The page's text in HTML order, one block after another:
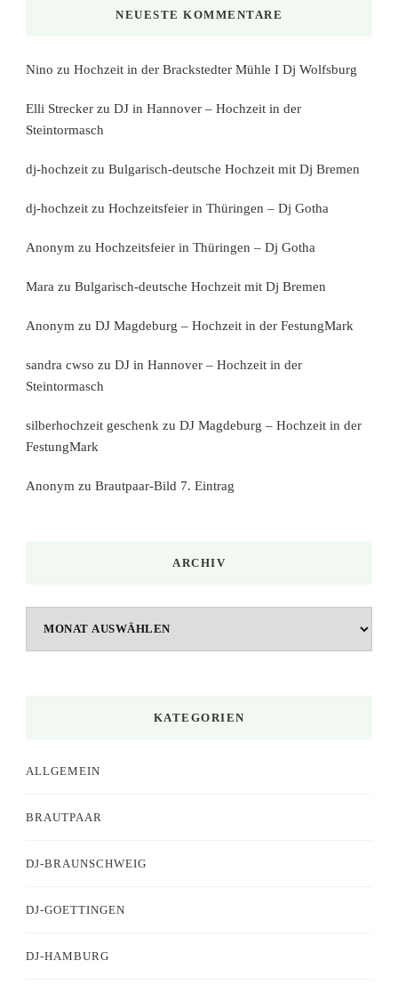
NEUESTE KOMMENTARE
Nino zu Hochzeit in der Brackstedter Mühle I Dj Wolfsburg
Elli Strecker zu DJ in Hannover – Hochzeit in der
Steintormasch
dj-hochzeit zu Bulgarisch-deutsche Hochzeit mit Dj Bremen
dj-hochzeit zu Hochzeitsfeier in Thüringen – Dj Gotha
Anonym zu Hochzeitsfeier in Thüringen – Dj Gotha
Mara zu Bulgarisch-deutsche Hochzeit mit Dj Bremen
Anonym zu DJ Magdeburg – Hochzeit in der FestungMark
sandra cwso zu DJ in Hannover – Hochzeit in der
Steintormasch
silberhochzeit geschenk zu DJ Magdeburg – Hochzeit in der
FestungMark
Anonym zu Brautpaar-Bild 7. Eintrag
ARCHIV
KATEGORIEN
ALLGEMEIN
BRAUTPAAR
DJ-BRAUNSCHWEIG
DJ-GOETTINGEN
DJ-HAMBURG